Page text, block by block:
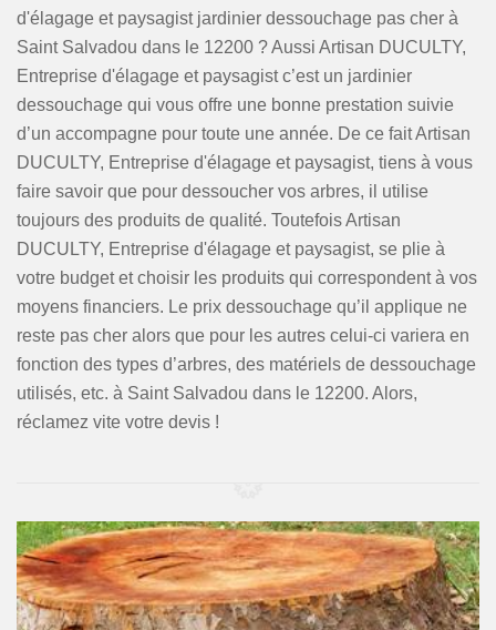
d'élagage et paysagist jardinier dessouchage pas cher à
Saint Salvadou dans le 12200 ? Aussi Artisan DUCULTY,
Entreprise d'élagage et paysagist c’est un jardinier
dessouchage qui vous offre une bonne prestation suivie
d’un accompagne pour toute une année. De ce fait Artisan
DUCULTY, Entreprise d'élagage et paysagist, tiens à vous
faire savoir que pour dessoucher vos arbres, il utilise
toujours des produits de qualité. Toutefois Artisan
DUCULTY, Entreprise d'élagage et paysagist, se plie à
votre budget et choisir les produits qui correspondent à vos
moyens financiers. Le prix dessouchage qu’il applique ne
reste pas cher alors que pour les autres celui-ci variera en
fonction des types d’arbres, des matériels de dessouchage
utilisés, etc. à Saint Salvadou dans le 12200. Alors,
réclamez vite votre devis !